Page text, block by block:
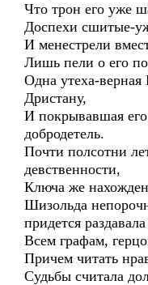
Что трон его уже
Доспехи сшитые-
И менестрели
Лишь пели о его
Одна утеха-
Дристану,
И покрывавшая
добродетель.
Почти полсотни
девственности,
Ключа же
Шизольда
придется раздавала
Всем графам,
Причем читать
Судьбы считала